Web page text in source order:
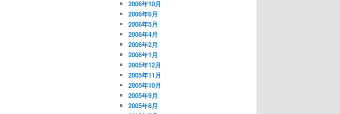
2006年10月
2006年6月
2006年5月
2006年4月
2006年2月
2006年1月
2005年12月
2005年11月
2005年10月
2005年9月
2005年8月